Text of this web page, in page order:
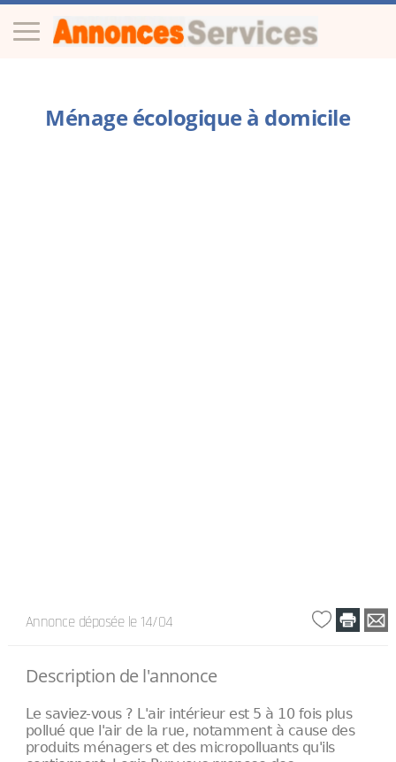
Ménage écologique à domicile
Annonce déposée le 14/04
Description de l'annonce
Le saviez-vous ? L'air intérieur est 5 à 10 fois plus
pollué que l'air de la rue, notamment à cause des
produits ménagers et des micropolluants qu'ils